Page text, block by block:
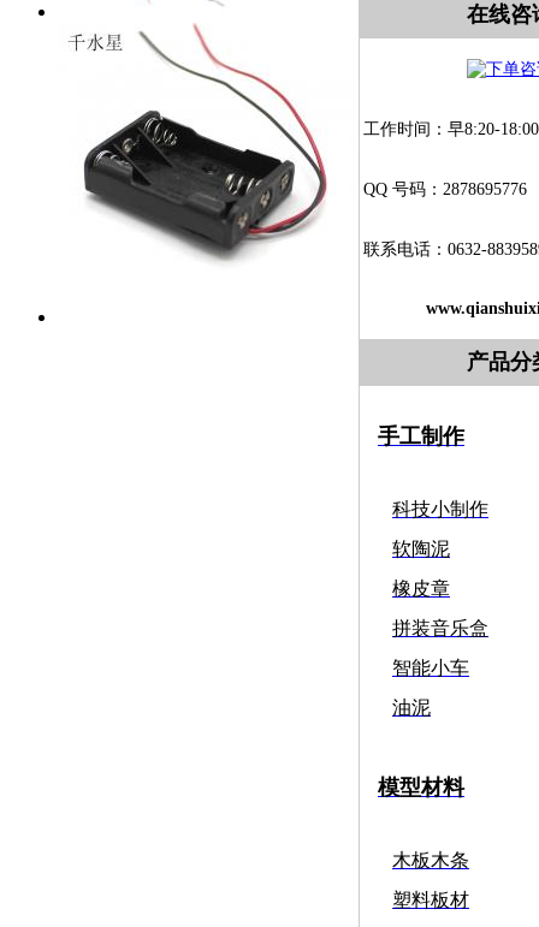
在线咨
工作时间：早8:20-18:00
QQ 号码：2878695776
联系电话：0632-
产品分
手工制作
科技小制作
软陶泥
橡皮章
拼装音乐盒
智能小车
油泥
模型材料
木板木条
塑料板材